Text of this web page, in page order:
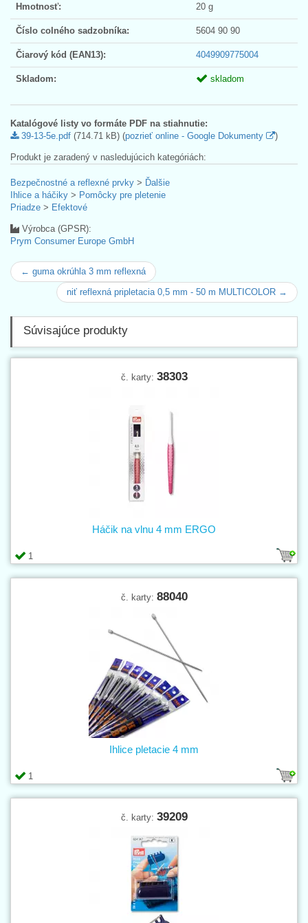
Hmotnosť: 20 g
Číslo colného sadzobníka: 5604 90 90
Čiarový kód (EAN13): 4049909775004
Skladom: skladom
Katalógové listy vo formáte PDF na stiahnutie:
39-13-5e.pdf (714.71 kB) (pozrieť online - Google Dokumenty )
Produkt je zaradený v nasledujúcich kategóriách:
Bezpečnostné a reflexné prvky > Ďalšie
Ihlice a háčiky > Pomôcky pre pletenie
Priadze > Efektové
Výrobca (GPSR):
Prym Consumer Europe GmbH
← guma okrúhla 3 mm reflexná
niť reflexná pripletacia 0,5 mm - 50 m MULTICOLOR →
Súvisajúce produkty
č. karty: 38303
1
Háčik na vlnu 4 mm ERGO
č. karty: 88040
1
Ihlice pletacie 4 mm
č. karty: 39209